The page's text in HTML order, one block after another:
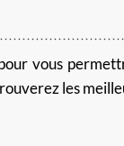
vous
les